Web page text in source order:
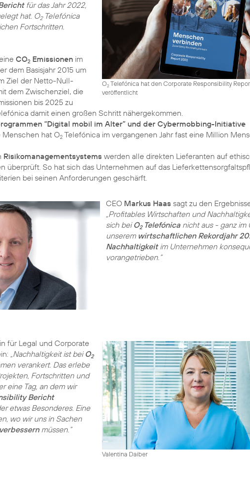
O2Telefónica hat den Corporate Responsibility
veröffentlicht
für das Jahr 2022,
hat. O2Telefónica
Fortschritten.
CO2 Emissionen im
dem Basisjahr 2015 um
Ziel der Netto-Null-
dem Zwischenziel, die
bis 2025 zu
“Digital mobil im Alter” und der Cybermobbing-Initiative
Menschen hat O2 Telefónica im vergangenen Jahr fast eine Million
Risikomanagementsystems werden alle direkten Lieferanten auf
überprüft. So hat sich das Unternehmen auf das
bei seinen Anforderungen geschärft.
CEO Markus Haas sagt zu den
„Profitables Wirtschaften und
sich bei O2Telefónicanicht aus - ganz im
unserem wirtschaftlichen Rekordjahr
Nachhaltigkeitim Unternehmen
vorangetrieben.“
Valentina Daiber
für Legal und Corporate
„Nachhaltigkeit ist bei O2
verankert. Das erlebe
Fortschritten und
eine Tag, an dem wir
Bericht
etwas Besonderes. Eine
wo wir uns in Sachen
verbessernmüssen.“